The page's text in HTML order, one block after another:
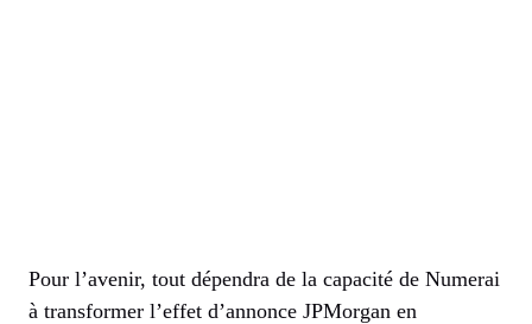
Pour l’avenir, tout dépendra de la capacité de Numerai
à transformer l’effet d’annonce JPMorgan en